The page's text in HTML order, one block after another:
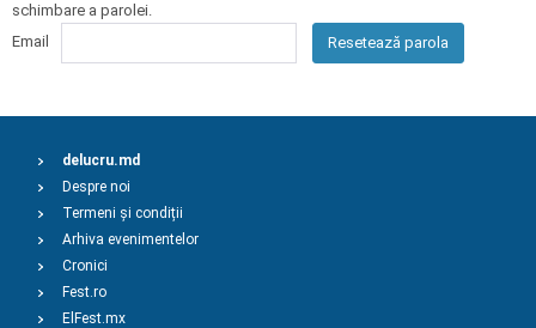
schimbare a parolei.
Email
Resetează parola
delucru.md
Despre noi
Termeni și condiții
Arhiva evenimentelor
Cronici
Fest.ro
ElFest.mx